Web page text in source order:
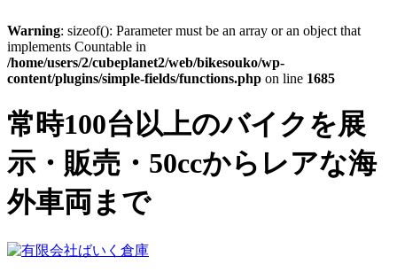
Warning: sizeof(): Parameter must be an array or an object that
implements Countable in
/home/users/2/cubeplanet2/web/bikesouko/wp-
content/plugins/simple-fields/functions.php on line 1685
常時100台以上のバイクを展
示・販売・50ccからレアな海
外車両まで